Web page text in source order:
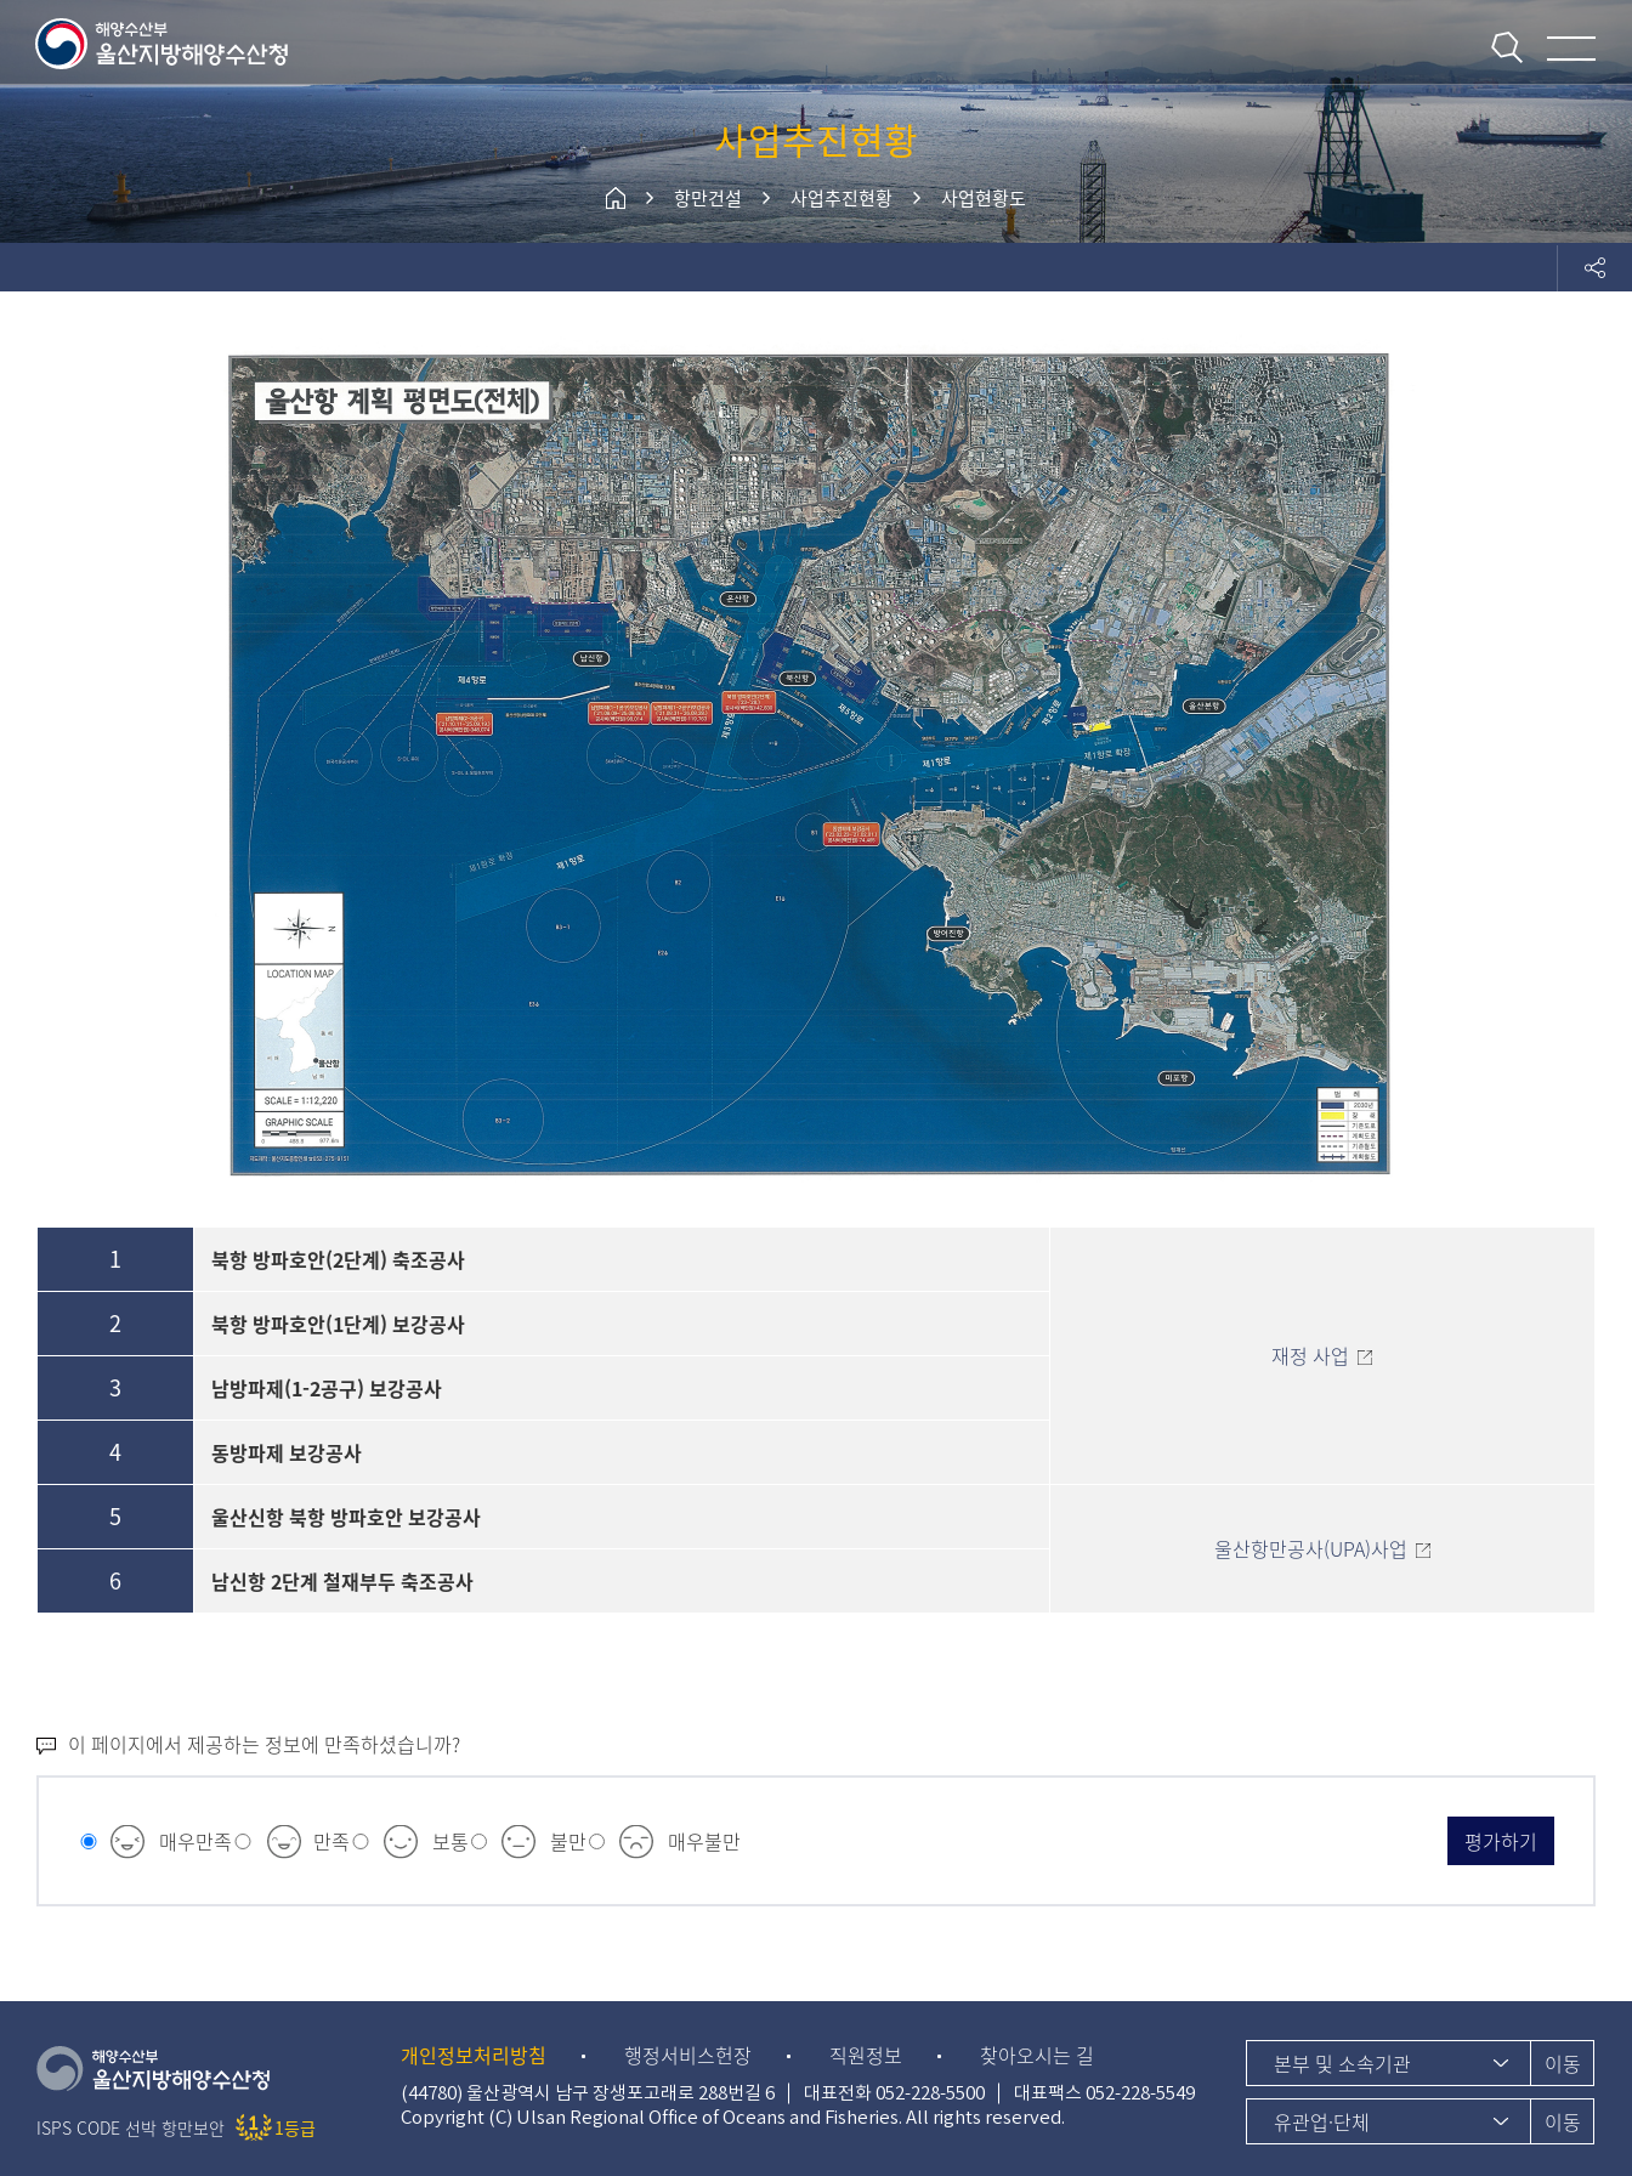
사업추진현황
항만건설 사업추진현황 사업현황도
1 북항 방파호안(2단계) 축조공사
재정 사업
2 북항 방파호안(1단계) 보강공사
3 남방파제(1-2공구) 보강공사
4 동방파제 보강공사
5
울산신항 북항 방파호안 보강공사
울산항만공사(UPA)사업
6 남신항 2단계 철재부두 축조공사
이 페이지에서 제공하는 정보에 만족하셨습니까?
매우만족 만족 보통 불만 매우불만
ISPS CODE 선박 항만보안 1등급
개인정보처리방침 행정서비스헌장 직원정보 찾아오시는 길
(44780) 울산광역시 남구 장생포고래로 288번길 6 대표전화052-228-5500
대표팩스 052-228-5549
Copyright (C) Ulsan Regional Office of Oceans and Fisheries. All rights reserved.